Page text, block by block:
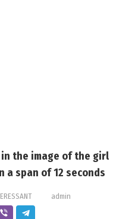
in the image of the girl
span of 12 seconds
admin